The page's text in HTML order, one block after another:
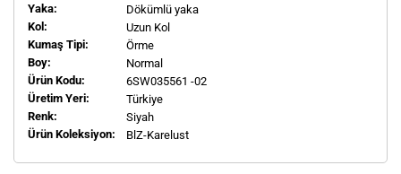
Yaka:
Dökümlü yaka
Kol:
Uzun Kol
Kumaş Tipi:
Örme
Boy:
Normal
Ürün Kodu:
6SW035561 -02
Üretim Yeri:
Türkiye
Renk:
Siyah
Ürün Koleksiyon:
BlZ-Karelust